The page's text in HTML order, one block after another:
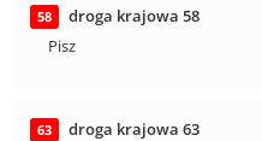
58
droga krajowa 58
Pisz
63
droga krajowa 63